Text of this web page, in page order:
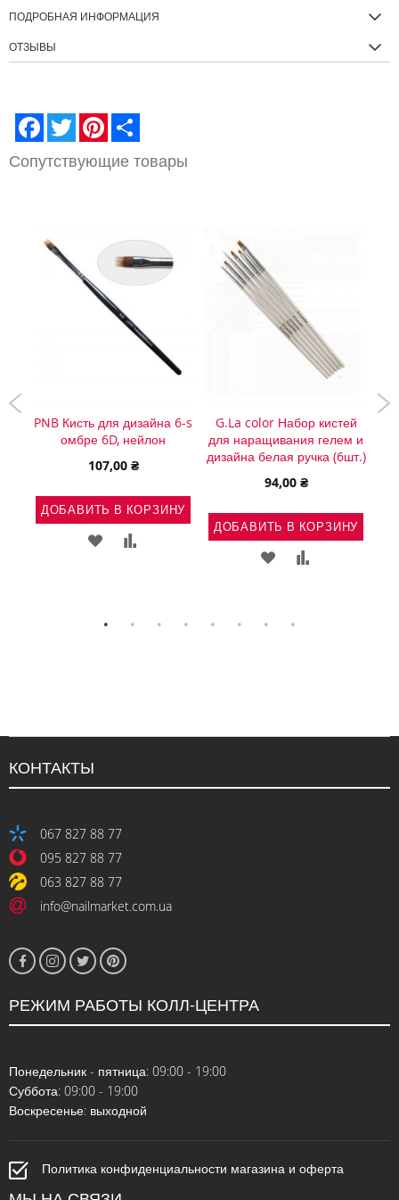
ПОДРОБНАЯ ИНФОРМАЦИЯ
ОТЗЫВЫ
Facebook
Twitter Pinterest
Сопутствующие товары
PNB Кисть для дизайна 6-s
омбре 6D, нейлон
107,00 ₴
ДОБАВИТЬ В КОРЗИНУ
ДОБАВИТЬ
ЖЕЛАНИЙ
ДОБАВИТЬ
G.La color Набор кистей
для наращивания гелем и
дизайна белая ручка (6шт.)
94,00 ₴
ДОБАВИТЬ В КОРЗИНУ
ДОБАВИТЬ
КОНТАКТЫ
067 827 88 77
095 827 88 77
063 827 88 77
info@nailmarket.com.ua
РЕЖИМ РАБОТЫ КОЛЛ-ЦЕНТРА
Понедельник - пятница: 09:00 - 19:00
Суббота: 09:00 - 19:00
Воскресенье: выходной
Политика конфиденциальности магазина и оферта